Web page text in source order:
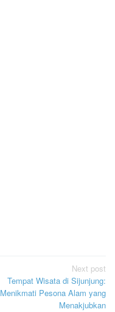
Next post
Tempat Wisata di Sijunjung:
Menikmati Pesona Alam yang
Menakjubkan